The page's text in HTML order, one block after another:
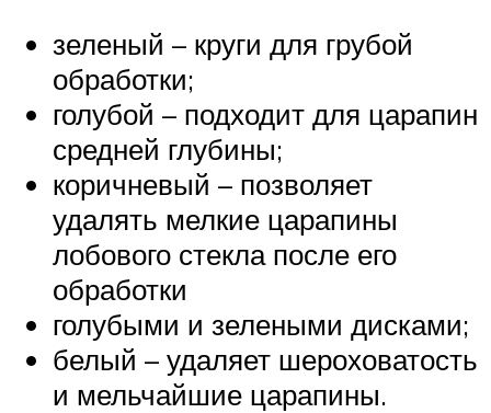
зеленый – круги для грубой
обработки;
голубой – подходит для царапин
средней глубины;
коричневый – позволяет
удалять мелкие царапины
лобового стекла после его
обработки
голубыми и зелеными дисками;
белый – удаляет шероховатость
и мельчайшие царапины.